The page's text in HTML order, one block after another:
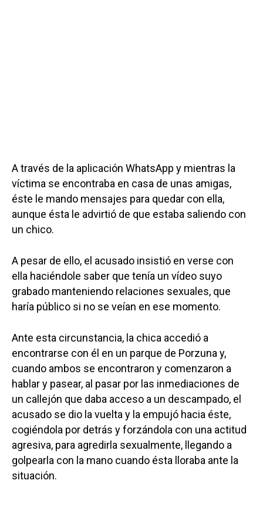
A través de la aplicación WhatsApp y mientras la
víctima se encontraba en casa de unas amigas,
éste le mando mensajes para quedar con ella,
aunque ésta le advirtió de que estaba saliendo con
un chico.
A pesar de ello, el acusado insistió en verse con
ella haciéndole saber que tenía un vídeo suyo
grabado manteniendo relaciones sexuales, que
haría público si no se veían en ese momento.
Ante esta circunstancia, la chica accedió a
encontrarse con él en un parque de Porzuna y,
cuando ambos se encontraron y comenzaron a
hablar y pasear, al pasar por las inmediaciones de
un callejón que daba acceso a un descampado, el
acusado se dio la vuelta y la empujó hacia éste,
cogiéndola por detrás y forzándola con una actitud
agresiva, para agredirla sexualmente, llegando a
golpearla con la mano cuando ésta lloraba ante la
situación.